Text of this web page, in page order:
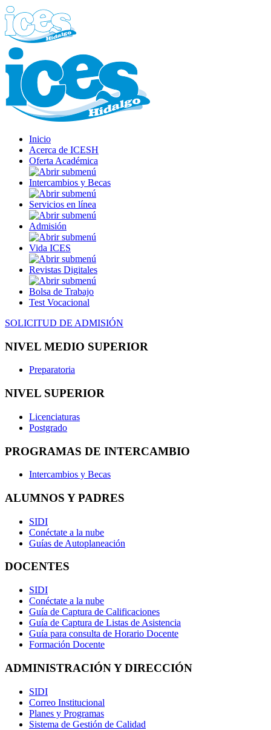
Inicio
Acerca de ICESH
Oferta Académica
Intercambios y Becas
Servicios en línea
Admisión
Vida ICES
Revistas Digitales
Bolsa de Trabajo
Test Vocacional
SOLICITUD DE ADMISIÓN
NIVEL MEDIO SUPERIOR
Preparatoria
NIVEL SUPERIOR
Licenciaturas
Postgrado
PROGRAMAS DE INTERCAMBIO
Intercambios y Becas
ALUMNOS Y PADRES
SIDI
Conéctate a la nube
Guías de Autoplaneación
DOCENTES
SIDI
Conéctate a la nube
Guía de Captura de Calificaciones
Guía de Captura de Listas de Asistencia
Guía para consulta de Horario Docente
Formación Docente
ADMINISTRACIÓN Y DIRECCIÓN
SIDI
Correo Institucional
Planes y Programas
Sistema de Gestión de Calidad